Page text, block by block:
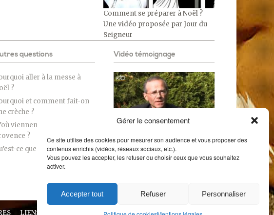
Gérer le consentement
Ce site utilise des cookies pour mesurer son audience et vous proposer des
contenus enrichis (vidéos, réseaux sociaux, etc.).
Vous pouvez les accepter, les refuser ou choisir ceux que vous souhaitez
activer.
Accepter tout Refuser Personnaliser
Comment se préparer à Noël ?
Une vidéo proposée par Jour du
Seigneur
questions
aller à la messe à
?
et comment fait-on
crèche ?
viennent les santons de
?
ce que l’Épiphanie ?
Vidéo témoignage
LIENS MENTIONS LÉGALES POUR VOS SITES